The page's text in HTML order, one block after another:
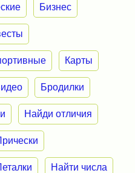
Бизнес
Карты
Бродилки
Найди отличия
Найти числа